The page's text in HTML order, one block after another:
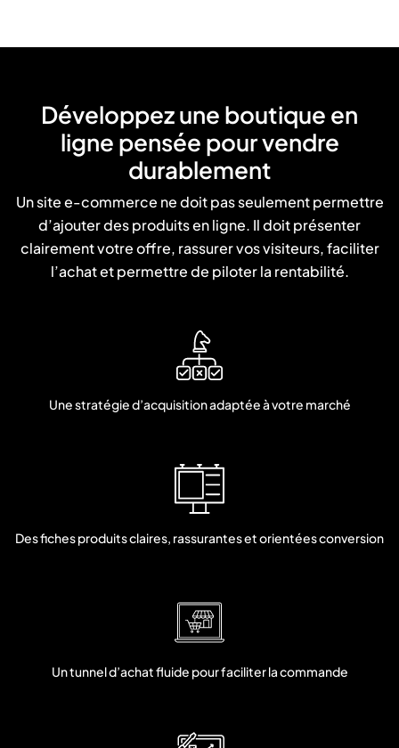
Développez une boutique en
ligne pensée pour vendre
durablement
Un site e-commerce ne doit pas seulement permettre
d’ajouter des produits en ligne. Il doit présenter
clairement votre offre, rassurer vos visiteurs, faciliter
l’achat et permettre de piloter la rentabilité.
Une stratégie d’acquisition adaptée à votre marché
Des fiches produits claires, rassurantes et orientées conversion
Un tunnel d’achat fluide pour faciliter la commande